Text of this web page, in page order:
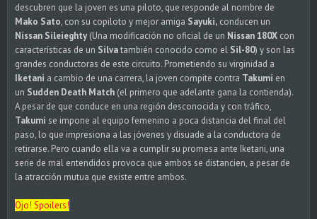
descubren que la joven es una piloto, que responde al nombre de
Mako Sato, con su copiloto y mejor amiga Sayuki, conducen un
Nissan Sileieghty (Una modificación no oficial de un Nissan 180X con
características de un Silvatambién conocido como el Sil-80) y son las
grandes conductoras de este circuito. Prometiendo su virginidad a
Iketani a cambio de una carrera, la joven compite contra Takumi en
un Sudden Death Match (el primero que adelante gana la contienda).
A pesar de que conduce en una región desconocida y con tráfico,
Takumi se impone al equipo femenino a poca distancia del final del
paso, lo que impresiona a las jóvenes y disuade a la conductora de
retirarse. Pero cuando ella va a cumplir su promesa ante Iketani, una
serie de mal entendidos provoca que ambos se distancien, a pesar de
la atracción mutua que existe entre ambos.
Ojo! Spoilers!